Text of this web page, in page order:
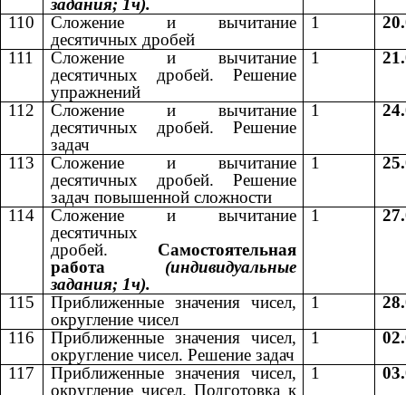
задания; 1ч).
110
Сложение и вычитание
десятичных дробей
1
111
Сложение и вычитание
десятичных дробей. Решение
упражнений
1
112
Сложение и вычитание
десятичных дробей. Решение
задач
1
113
Сложение и вычитание
десятичных дробей. Решение
задач повышенной сложности
1
114
Сложение и вычитание
десятичных
дробей. Самостоятельная
работа (индивидуальные
задания; 1ч).
1
115
Приближенные значения чисел,
округление чисел
1
116
Приближенные значения чисел,
округление чисел. Решение задач
1
117
Приближенные значения чисел,
округление чисел. Подготовка к
1